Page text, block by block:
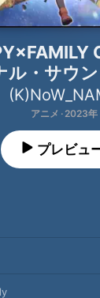
ル・サウ
アニメ · 2023年
プレビュ